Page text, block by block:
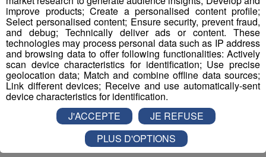
cardiovasculaires, le paludisme, la tuberculose ou
l’obésité
Les actions de Radio Mont Blanc
Concernant les troubles musculo-squelettiques, Radio
Mont Blanc s’est engagé à respecter les
recommandations de la médecine du travail en matière
de posture sur les postes de travail : des rehausseurs de
clavier ont été distribués aux salariés qui le souhaitaient.
improve products; Create a personalised content profile;
Select personalised content; Ensure security, prevent fraud,
and debug; Technically deliver ads or content. These
technologies may process personal data such as IP address
and browsing data to offer following functionalities: Actively
scan device characteristics for identification; Use precise
geolocation data; Match and combine offline data sources;
Link different devices; Receive and use automatically-sent
device characteristics for identification.
J'ACCEPTE
JE REFUSE
PLUS D'OPTIONS